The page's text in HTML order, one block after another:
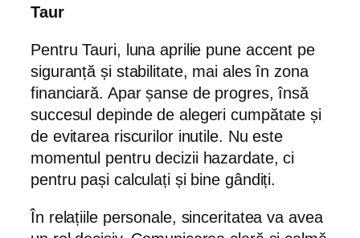
Taur
Pentru Tauri, luna aprilie pune accent pe
siguranță și stabilitate, mai ales în zona
financiară. Apar șanse de progres, însă
succesul depinde de alegeri cumpătate și
de evitarea riscurilor inutile. Nu este
momentul pentru decizii hazardate, ci
pentru pași calculați și bine gândiți.
În relațiile personale, sinceritatea va avea